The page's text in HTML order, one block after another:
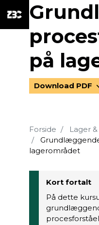
på
Download PDF
Forside
Lager
lagerområdet
Kort fortalt
På dette